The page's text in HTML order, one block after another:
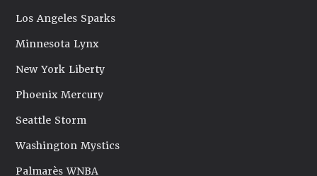
Los Angeles Sparks
Minnesota Lynx
New York Liberty
Phoenix Mercury
Seattle Storm
Washington Mystics
Palmarès WNBA